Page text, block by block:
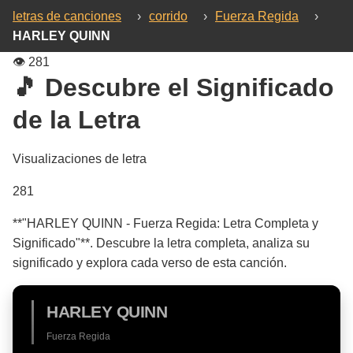
letras de canciones › corrido › Fuerza Regida
›
HARLEY QUINN
👁️ 281
🎵 Descubre el Significado
de la Letra
Visualizaciones de letra
281
**"HARLEY QUINN - Fuerza Regida: Letra Completa y
Significado"**. Descubre la letra completa, analiza su
significado y explora cada verso de esta canción.
HARLEY QUINN
Fuerza Regida